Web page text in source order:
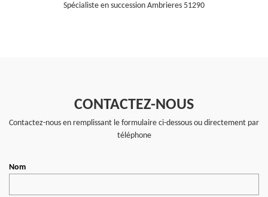
Spécialiste en succession Ambrieres 51290
CONTACTEZ-NOUS
Contactez-nous en remplissant le formulaire ci-dessous ou directement par
téléphone
Nom